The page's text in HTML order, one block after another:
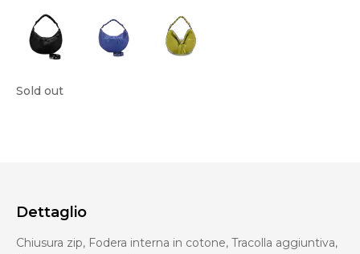
Sold out
Dettaglio
Chiusura zip, Fodera interna in cotone, Tracolla aggiuntiva,